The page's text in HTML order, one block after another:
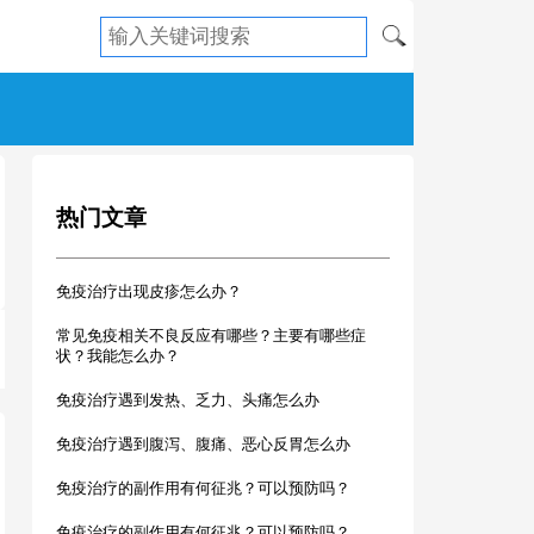
热门文章
免疫治疗出现皮疹怎么办？
常见免疫相关不良反应有哪些？主要有哪些症
状？我能怎么办？
免疫治疗遇到发热、乏力、头痛怎么办
免疫治疗遇到腹泻、腹痛、恶心反胃怎么办
免疫治疗的副作用有何征兆？可以预防吗？